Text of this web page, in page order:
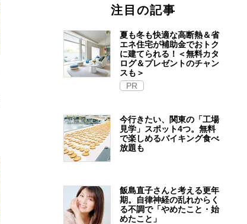
注目の記事
夏も冬も快適な高断熱＆省
エネ住宅が補助金でおトク
に建てられる！＜無料カタ
ログ＆プレゼントのチャン
スも＞
PR
今行きたい、関東の「工場
見学」スポット4つ。無料
で楽しめるバイキング食べ
放題も
飯島直子さんと考える更年
期。自律神経の乱れからく
る不調で「やめたこと・始
めたこと」